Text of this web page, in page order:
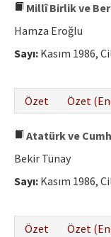
Millî Birlik ve
Hamza Eroğlu
Sayı: Kasım 1986,
Özet
Özet
Atatürk ve
Bekir Tünay
Sayı: Kasım 1986,
Özet
Özet